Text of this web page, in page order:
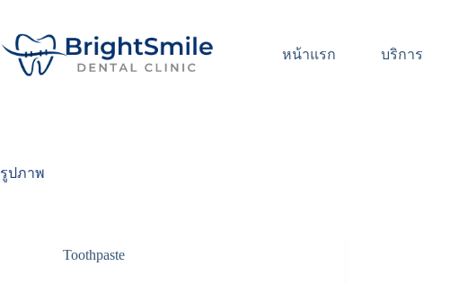
หน้าแรก บริการ
รูปภาพ
Toothpaste